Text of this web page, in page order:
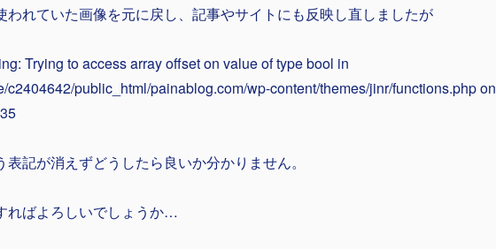
われていた画像を元に戻し、記事やサイトにも反映し直しましたが
Trying to access array offset on value of type bool in
c2404642/public_html/painablog.com/wp-content/themes/jinr/functions.php on
表記が消えずどうしたら良いか分かりません。
ればよろしいでしょうか…